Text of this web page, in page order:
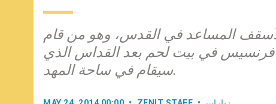
المساعد في القدس، وهو من قام
فرنسيس في بيت لحم بعد القداس الذي
سيقام في ساحة المهد.